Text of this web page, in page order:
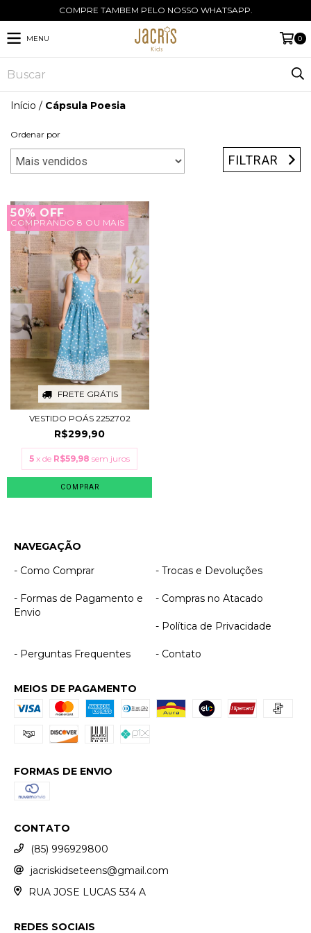
COMPRE TAMBEM PELO NOSSO WHATSAPP.
MENU 0
Início / Cápsula Poesia
Ordenar por
FILTRAR
50% OFF
COMPRANDO 8 OU MAIS
FRETE GRÁTIS
VESTIDO POÁS 2252702
R$299,90
5 x de R$59,98 sem juros
COMPRAR
NAVEGAÇÃO
- Como Comprar
- Trocas e Devoluções
- Formas de Pagamento e
Envio
- Compras no Atacado
- Política de Privacidade
- Perguntas Frequentes - Contato
MEIOS DE PAGAMENTO
FORMAS DE ENVIO
CONTATO
(85) 996929800
jacriskidseteens@gmail.com
RUA JOSE LUCAS 534 A
REDES SOCIAIS